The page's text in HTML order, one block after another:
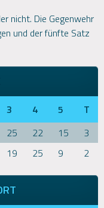
nicht. Die Gegenwehr
und der fünfte Satz
3 4 5
T
25 22 15
3
19 25 9 2